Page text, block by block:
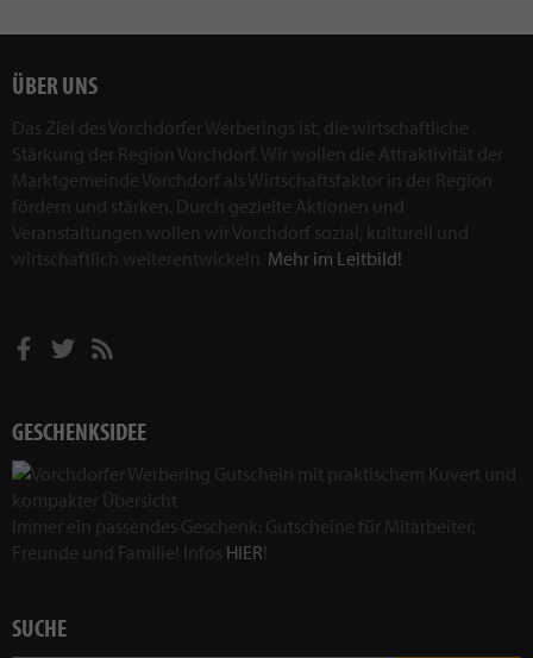
ÜBER UNS
Das Ziel des Vorchdorfer Werberings ist, die wirtschaftliche
Stärkung der Region Vorchdorf. Wir wollen die Attraktivität der
Marktgemeinde Vorchdorf als Wirtschaftsfaktor in der Region
fördern und stärken. Durch gezielte Aktionen und
Veranstaltungen wollen wir Vorchdorf sozial, kulturell und
wirtschaftlich weiterentwickeln. Mehr im Leitbild!
GESCHENKSIDEE
Immer ein passendes Geschenk: Gutscheine für Mitarbeiter,
Freunde und Familie! Infos HIER!
SUCHE